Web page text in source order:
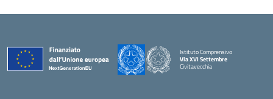
Istituto Comprensivo
Via XVI Settembre
Civitavecchia